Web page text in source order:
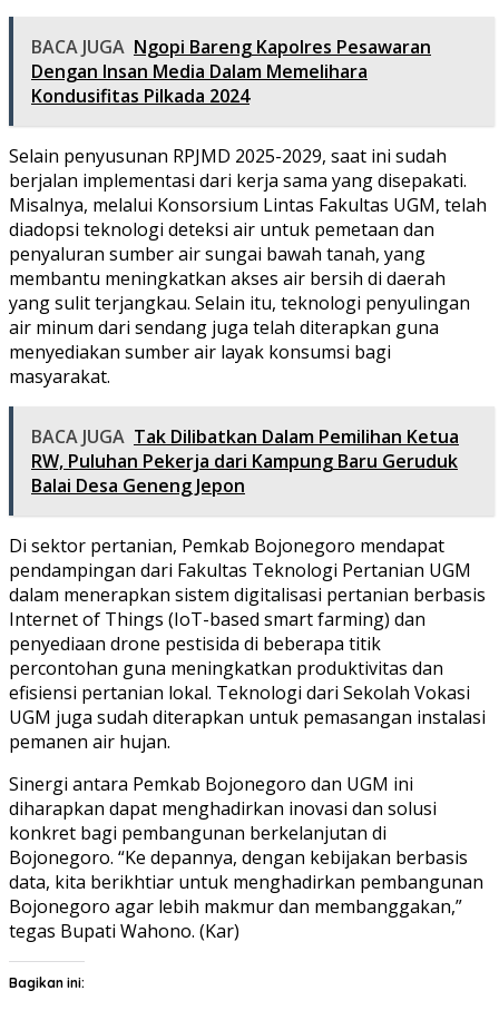
BACA JUGA Ngopi Bareng Kapolres Pesawaran
Dengan Insan Media Dalam Memelihara
Kondusifitas Pilkada 2024
Selain penyusunan RPJMD 2025-2029, saat ini sudah
berjalan implementasi dari kerja sama yang disepakati.
Misalnya, melalui Konsorsium Lintas Fakultas UGM, telah
diadopsi teknologi deteksi air untuk pemetaan dan
penyaluran sumber air sungai bawah tanah, yang
membantu meningkatkan akses air bersih di daerah
yang sulit terjangkau. Selain itu, teknologi penyulingan
air minum dari sendang juga telah diterapkan guna
menyediakan sumber air layak konsumsi bagi
masyarakat.
BACA JUGA Tak Dilibatkan Dalam Pemilihan Ketua
RW, Puluhan Pekerja dari Kampung Baru Geruduk
Balai Desa Geneng Jepon
Di sektor pertanian, Pemkab Bojonegoro mendapat
pendampingan dari Fakultas Teknologi Pertanian UGM
dalam menerapkan sistem digitalisasi pertanian berbasis
Internet of Things (IoT-based smart farming) dan
penyediaan drone pestisida di beberapa titik
percontohan guna meningkatkan produktivitas dan
efisiensi pertanian lokal. Teknologi dari Sekolah Vokasi
UGM juga sudah diterapkan untuk pemasangan instalasi
pemanen air hujan.
Sinergi antara Pemkab Bojonegoro dan UGM ini
diharapkan dapat menghadirkan inovasi dan solusi
konkret bagi pembangunan berkelanjutan di
Bojonegoro. “Ke depannya, dengan kebijakan berbasis
data, kita berikhtiar untuk menghadirkan pembangunan
Bojonegoro agar lebih makmur dan membanggakan,”
tegas Bupati Wahono. (Kar)
Bagikan ini: